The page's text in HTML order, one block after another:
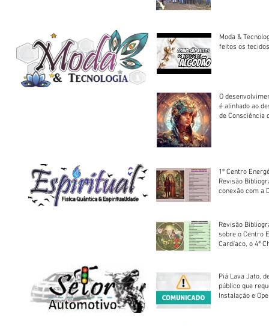
Moda &
feitos os
O
é alinhado ao
de Consciência
1º Centro
Revisão
conexão com a
Revisão
sobre o Centro
Cardíaco, o 4ª
Piá Lava Jato,
público que
Instalação e